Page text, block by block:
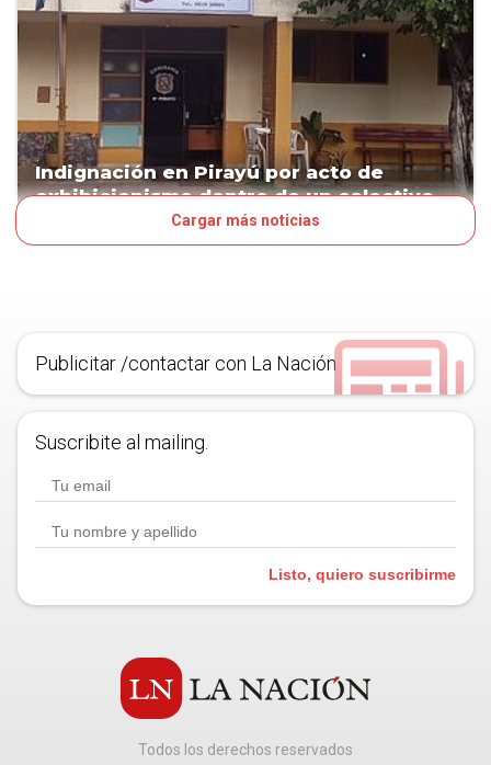
Indignación en Pirayú por acto de
exhibicionismo dentro de un colectivo
Cargar más noticias
Publicitar /contactar con La Nación
Suscribite al mailing.
Listo, quiero suscribirme
Todos los derechos reservados